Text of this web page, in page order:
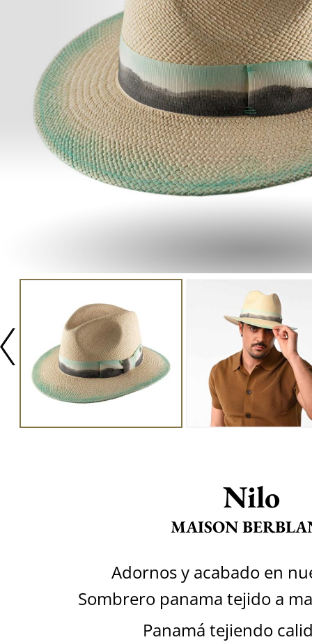
Nilo
MAISON
Adornos y acabado en
Sombrero panama tejido a
Panamá tejiendo